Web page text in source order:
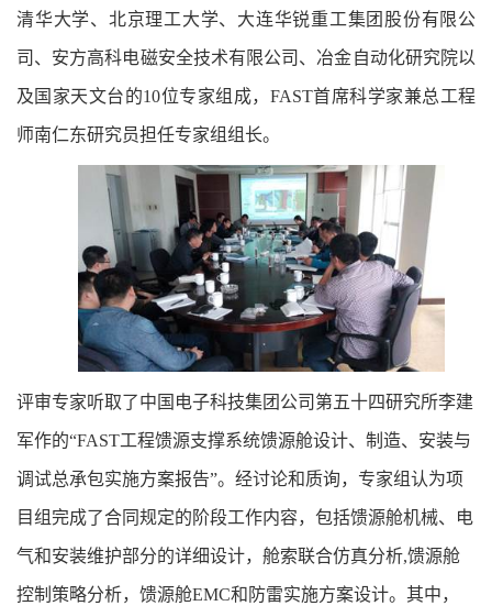
清华大学、北京理工大学、大连华锐重工集团股份有限公
司、安方高科电磁安全技术有限公司、冶金自动化研究院以
及国家天文台的10位专家组成， FAST首席科学家兼总工程
师南仁东研究员担任专家组组长。
评审专家听取了中国电子科技集团公司第五十四研究所李建
军作的“FAST工程馈源支撑系统馈源舱设计、制造、安装与
调试总承包实施方案报告”。经讨论和质询，专家组认为项
目组完成了合同规定的阶段工作内容，包括馈源舱机械、电
气和安装维护部分的详细设计，舱索联合仿真分析,馈源舱
控制策略分析，馈源舱EMC和防雷实施方案设计。其中，